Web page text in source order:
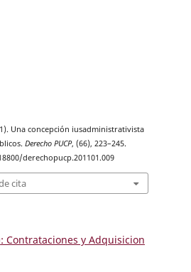
Una concepción iusadministrativista
Derecho PUCP, (66), 223–245.
derechopucp.201101.009
cita
Contrataciones y Adquisicion